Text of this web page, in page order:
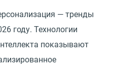
— тренды
году. Технологии
показывают